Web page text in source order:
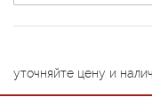
уточняйте цену и